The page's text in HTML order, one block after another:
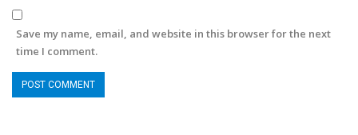
Save my name, email, and website in this browser for the next
time I comment.